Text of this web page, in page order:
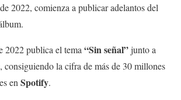
2022, comienza a publicar adelantos del
2022 publica el tema “Sin señal”junto a
, consiguiendo la cifra de más de 30 millones
en Spotify.